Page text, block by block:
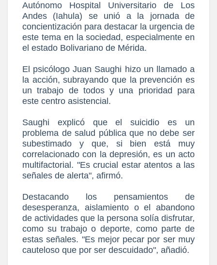
Autónomo Hospital Universitario de Los
Andes (Iahula) se unió a la jornada de
concientización para destacar la urgencia de
este tema en la sociedad, especialmente en
el estado Bolivariano de Mérida.
El psicólogo Juan Saughi hizo un llamado a
la acción, subrayando que la prevención es
un trabajo de todos y una prioridad para
este centro asistencial.
Saughi explicó que el suicidio es un
problema de salud pública que no debe ser
subestimado y que, si bien está muy
correlacionado con la depresión, es un acto
multifactorial. "Es crucial estar atentos a las
señales de alerta", afirmó.
Destacando los pensamientos de
desesperanza, aislamiento o el abandono
de actividades que la persona solía disfrutar,
como su trabajo o deporte, como parte de
estas señales. "Es mejor pecar por ser muy
cauteloso que por ser descuidado", añadió.